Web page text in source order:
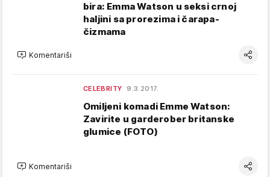
bira: Emma Watson u seksi crnoj
haljini sa prorezima i čarapa-
čizmama
Komentariši
CELEBRITY 9.3.2017.
Omiljeni komadi Emme Watson:
Zavirite u garderober britanske
glumice (FOTO)
Komentariši